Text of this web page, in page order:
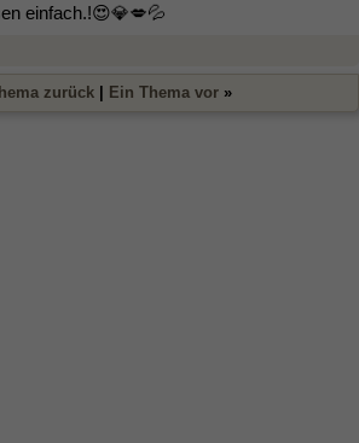
einfach.!😍💎💋💦
zurück Ein Thema vor »